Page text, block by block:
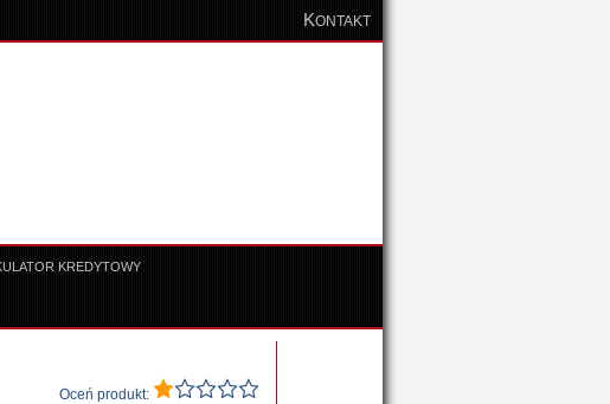
KONTAKT
KREDYTOWY
Oceń produkt: